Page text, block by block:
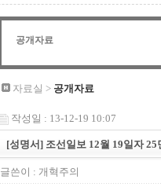
공개자료
자료실 > 공개자료
작성일 : 13-12-19 10:07
[성명서] 조선일보 12월 19일자 25
글쓴이 : 개혁주의